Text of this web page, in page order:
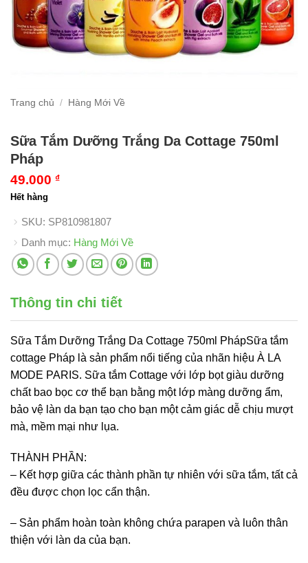
Trang chủ / Hàng Mới Về
Sữa Tắm Dưỡng Trắng Da Cottage 750ml
Pháp
49.000 ₫
Hết hàng
SKU: SP810981807
Danh mục: Hàng Mới Về
Thông tin chi tiết
Sữa Tắm Dưỡng Trắng Da Cottage 750ml PhápSữa tắm
cottage Pháp là sản phẩm nổi tiếng của nhãn hiệu À LA
MODE PARIS. Sữa tắm Cottage với lớp bọt giàu dưỡng
chất bao bọc cơ thể bạn bằng một lớp màng dưỡng ẩm,
bảo vệ làn da bạn tạo cho bạn một cảm giác dễ chịu mượt
mà, mềm mại như lụa.
THÀNH PHẦN:
– Kết hợp giữa các thành phần tự nhiên với sữa tắm, tất cả
đều được chọn lọc cẩn thận.
– Sản phẩm hoàn toàn không chứa parapen và luôn thân
thiện với làn da của bạn.